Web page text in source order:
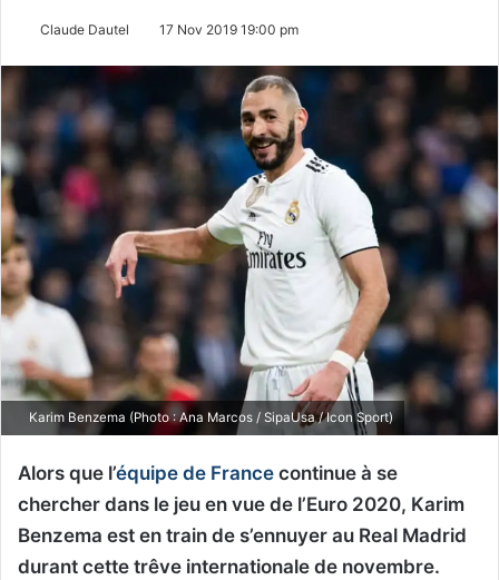
Claude Dautel 17 Nov 2019 19:00 pm
Karim Benzema (Photo : Ana Marcos / SipaUsa / Icon Sport)
Alors que l’équipe de France continue à se
chercher dans le jeu en vue de l’Euro 2020, Karim
Benzema est en train de s’ennuyer au Real Madrid
durant cette trêve internationale de novembre.